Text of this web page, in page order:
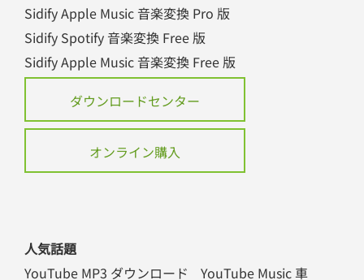
Sidify Apple Music 音楽変換 Pro 版
Sidify Spotify 音楽変換 Free 版
Sidify Apple Music 音楽変換 Free 版
ダウンロードセンター
オンライン購入
人気話題
YouTube MP3 ダウンロード
YouTube Music 車